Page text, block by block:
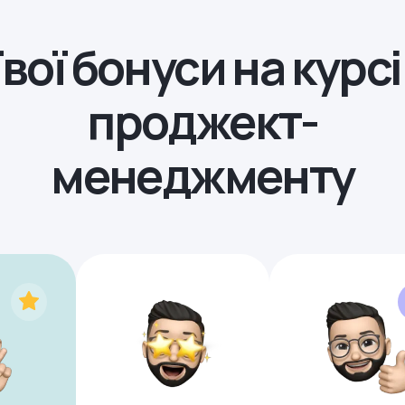
бонуси на
проджект-
менеджменту